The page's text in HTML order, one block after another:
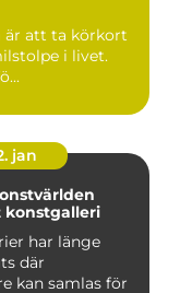
är att ta körkort
i livet.
jan
har länge
där
kan samlas för